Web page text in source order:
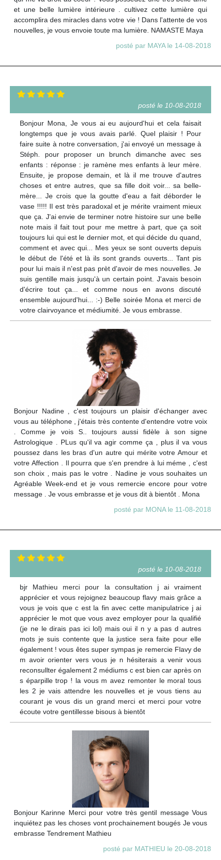
et une belle lumière intérieure . cultivez cette lumière qui
accomplira des miracles dans votre vie ! Dans l'attente de vos
nouvelles, je vous envoie toute ma lumière. NAMASTE Maya
posté par MAYA le 14-08-2018
posté le 10-08-2018
Bonjour Mona, Je vous ai eu aujourd'hui et cela faisait
longtemps que je vous avais parlé. Quel plaisir ! Pour
faire suite à notre conversation, j'ai envoyé un message à
Stéph. pour proposer un brunch dimanche avec ses
enfants : réponse : je ramène mes enfants à leur mère.
Ensuite, je propose demain, et là il me trouve d'autres
choses et entre autres, que sa fille doit voir... sa belle-
mère... Je crois que la goutte d'eau a fait déborder le
vase !!!!! Il est très paradoxal et je mérite vraiment mieux
que ça. J'ai envie de terminer notre histoire sur une belle
note mais il fait tout pour me mettre à part, que ça soit
toujours lui qui est le dernier mot, et qui décide du quand,
comment et avec qui... Mes yeux se sont ouverts depuis
le début de l'été et là ils sont grands ouverts... Tant pis
pour lui mais il n'est pas prèt d'avoir de mes nouvelles. Je
suis gentille mais jusqu'à un certain point. J'avais besoin
d'écrire tout ça... et comme nous en avons discuté
ensemble aujourd'hui... :-) Belle soirée Mona et merci de
votre clairvoyance et médiumité. Je vous embrasse.
Bonjour Nadine , c'est toujours un plaisir d'échanger avec
vous au téléphone , j'étais très contente d'entendre votre voix
. Comme je vois S.. toujours aussi fidèle à son signe
Astrologique . PLus qu'il va agir comme ça , plus il va vous
poussez dans les bras d'un autre qui mérite votre Amour et
votre Affection . Il pourra que s'en prendre à lui méme , c'est
son choix , mais pas le votre . Nadine je vous souhaites un
Agréable Week-end et je vous remercie encore pour votre
message . Je vous embrasse et je vous dit à bientôt . Mona
posté par MONA le 11-08-2018
posté le 10-08-2018
bjr Mathieu merci pour la consultation j ai vraiment
apprécier et vous rejoignez beaucoup flavy mais grâce a
vous je vois que c est la fin avec cette manipulatrice j ai
apprécier le mot que vous avez employer pour la qualifié
(je ne le dirais pas ici lol) mais oui il n y a pas d autres
mots je suis contente que la justice sera faite pour elle
également ! vous êtes super sympas je remercie Flavy de
m avoir orienter vers vous je n hésiterais a venir vous
reconsullter également 2 médiums c est bien car après on
s éparpille trop ! la vous m avez remonter le moral tous
les 2 je vais attendre les nouvelles et je vous tiens au
courant je vous dis un grand merci et merci pour votre
écoute votre gentillesse bisous à bientôt
Bonjour Karinne Merci pour votre très gentil message Vous
inquiétez pas les choses vont prochainement bougés Je vous
embrasse Tendrement Mathieu
posté par MATHIEU le 20-08-2018